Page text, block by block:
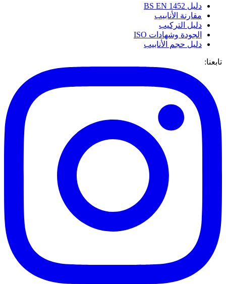
دليل BS EN 1452
مقارنة الأنابيب
دليل التركيب
الجودة وشهادات ISO
دليل حجم الأنابيب
تابعنا: